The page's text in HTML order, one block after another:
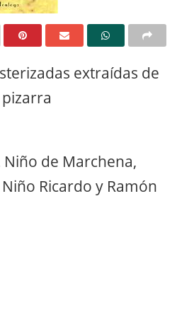
extraídas de
Niño de Marchena,
Ricardo y Ramón